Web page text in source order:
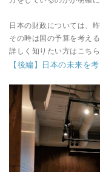
日本の財政については、
その時は国の予算を考え
詳しく知りたい方はこち
【後編】日本の未来を